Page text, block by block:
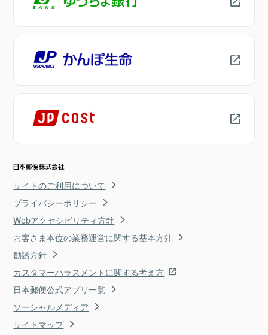
サイトのご利用について
プライバシーポリシー
Webアクセシビリティ方針
お客さま本位の業務運営に関する基本方針
勧誘方針
カスタマーハラスメントに関する考え方
日本郵便公式アプリ一覧
ソーシャルメディア
サイトマップ